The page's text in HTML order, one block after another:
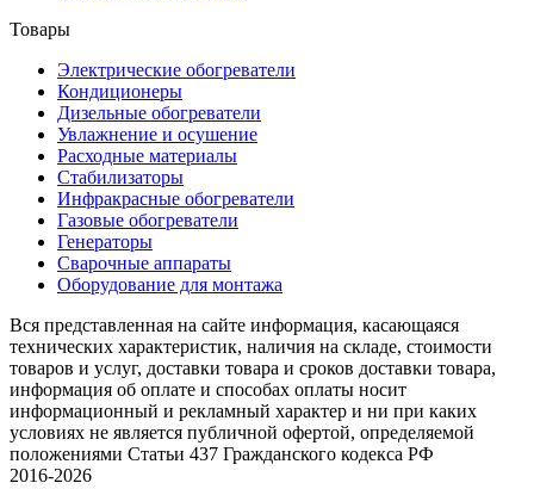
Товары
Электрические обогреватели
Кондиционеры
Дизельные обогреватели
Увлажнение и осушение
Расходные материалы
Стабилизаторы
Инфракрасные обогреватели
Газовые обогреватели
Генераторы
Сварочные аппараты
Оборудование для монтажа
Вся представленная на сайте информация, касающаяся
технических характеристик, наличия на складе, стоимости
товаров и услуг, доставки товара и сроков доставки товара,
информация об оплате и способах оплаты носит
информационный и рекламный характер и ни при каких
условиях не является публичной офертой, определяемой
положениями Статьи 437 Гражданского кодекса РФ
2016-2026